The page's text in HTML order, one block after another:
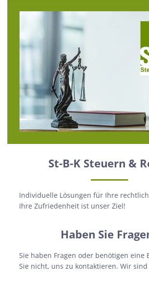
St-B-K Steuern &
Individuelle Lösungen für Ihre
Ihre Zufriedenheit ist unser Ziel!
Haben Sie
Sie haben Fragen oder benötigen eine
Sie nicht, uns zu kontaktieren. Wir